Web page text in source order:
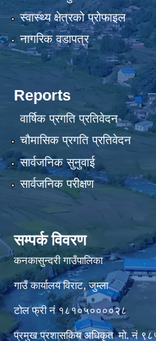
स्वास्थ्य क्षेत्रको प्रोफाइल
नागरिक वडापत्र
Reports
वार्षिक प्रगति प्रतिवेदन
चौमासिक प्रगति प्रतिवेदन
सार्वजनिक सुनुवाई
सार्वजनिक परीक्षण
सम्पर्क विवरण
कनकासुन्दरी गाउँपालिका
गाउँ कार्यालय विराट, जुम्ला
टोल फ्री नं १८१०५००००२८
प्रमुख प्रशासकिय अधिकृत मो. नं